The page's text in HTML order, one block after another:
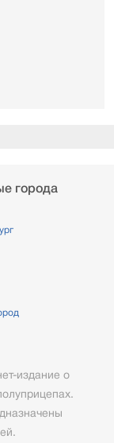
города
издание о